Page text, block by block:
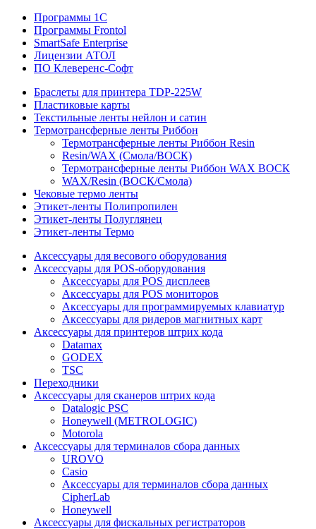
Программы 1C
Программы Frontol
SmartSafe Enterprise
Лицензии АТОЛ
ПО Клеверенс-Софт
Браслеты для принтера TDP-225W
Пластиковые карты
Текстильные ленты нейлон и сатин
Термотрансферные ленты Риббон
Термотрансферные ленты Риббон Resin
Resin/WAX (Смола/ВОСК)
Термотрансферные ленты Риббон WAX ВОСК
WAX/Resin (ВОСК/Смола)
Чековые термо ленты
Этикет-ленты Полипропилен
Этикет-ленты Полуглянец
Этикет-ленты Термо
Аксессуары для весового оборудования
Аксессуары для POS-оборудования
Аксессуары для POS дисплеев
Аксессуары для POS мониторов
Аксессуары для программируемых клавиатур
Аксессуары для ридеров магнитных карт
Аксессуары для принтеров штрих кода
Datamax
GODEX
TSC
Переходники
Аксессуары для сканеров штрих кода
Datalogic PSC
Honeywell (METROLOGIC)
Motorola
Аксессуары для терминалов сбора данных
UROVO
Casio
Аксессуары для терминалов сбора данных
CipherLab
Honeywell
Аксессуары для фискальных регистраторов